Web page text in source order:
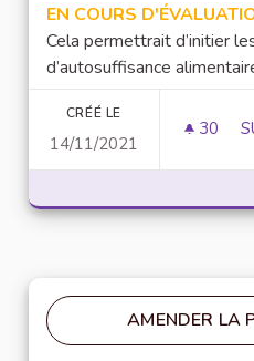
EN COURS
Cela permettrait d’initier
d’autosuffisance
CRÉÉ LE
14/11/2021
30
AMENDER LA